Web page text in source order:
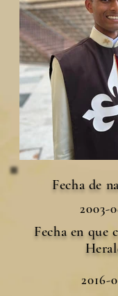
Fecha de
2003-
Fecha en que
2016-